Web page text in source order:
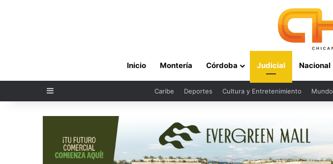
Inicio Montería Córdoba Judicial Nacional
Sidebar Caribe Deportes Cultura y Entretenimiento Mundo